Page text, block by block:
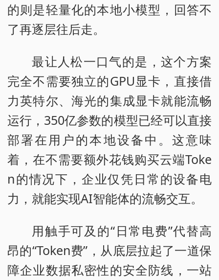
的则是轻量化的本地小模型，回答不
了再逐层往后走。
最让人松一口气的是，这个方案
完全不需要独立的GPU显卡，直接借
力英特尔、海光的集成显卡就能流畅
运行，350亿参数的模型已经可以直接
部署在用户的本地设备中。这意味
着，在不需要额外花钱购买云端Toke
n的情况下，企业仅凭日常的设备电
力，就能实现AI智能体的流畅交互。
用触手可及的“日常电费”代替高
昂的“Token费”，从底层拉起了一道保
障企业数据私密性的安全防线，一站